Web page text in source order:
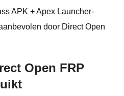
APK + Apex Launcher-
door Direct Open
Open FRP